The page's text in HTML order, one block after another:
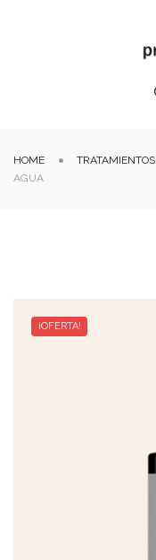
HOME TRATAMIENTOS
AGUA
¡OFERTA!